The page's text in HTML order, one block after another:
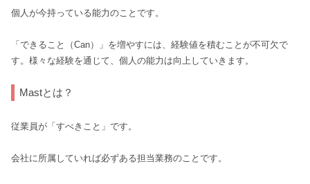
個人が今持っている能力のことです。
「できること（Can）」を増やすには、経験値を積むことが不可欠で
す。様々な経験を通じて、個人の能力は向上していきます。
Mastとは？
従業員が「すべきこと」です。
会社に所属していれば必ずある担当業務のことです。